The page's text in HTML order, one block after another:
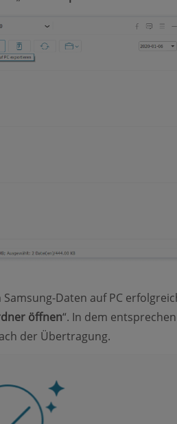
Daten auf PC
öffnen“. In dem
der Übertragung.